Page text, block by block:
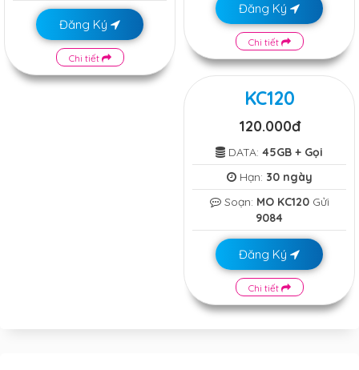
Đăng Ký
Chi tiết
Đăng Ký
Chi tiết
KC120
120.000đ
DATA: 45GB + Gọi
Hạn: 30 ngày
Soạn: MO KC120Gửi
9084
Đăng Ký
Chi tiết